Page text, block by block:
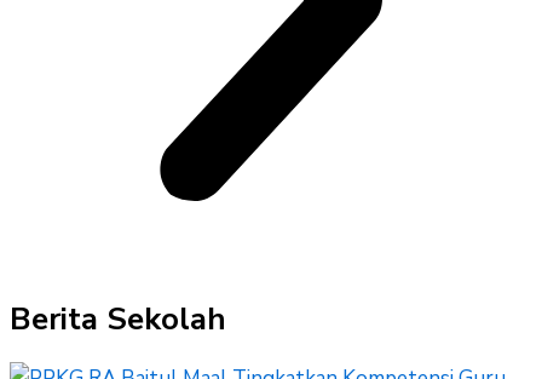
Berita Sekolah